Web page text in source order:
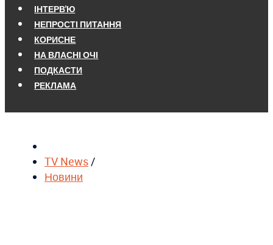
ІНТЕРВ'Ю
НЕПРОСТІ ПИТАННЯ
КОРИСНЕ
НА ВЛАСНІ ОЧІ
ПОДКАСТИ
РЕКЛАМА
TV News/
Новини